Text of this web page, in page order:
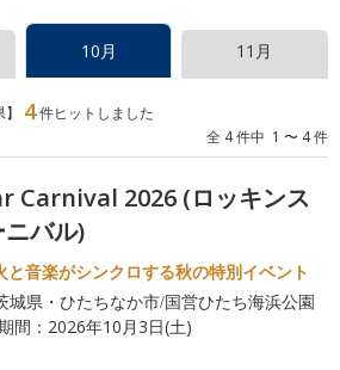
10月 11月
4件ヒットしました
全 4 件中 1 〜 4 件
Carnival 2026 (ロッキンス
バル)
と音楽がシンクロする秋の特別イベント
城県・ひたちなか市/国営ひたち海浜公園
間： 2026年10月3日(土)